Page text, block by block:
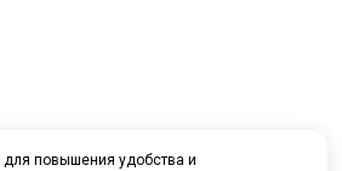
для повышения удобства и